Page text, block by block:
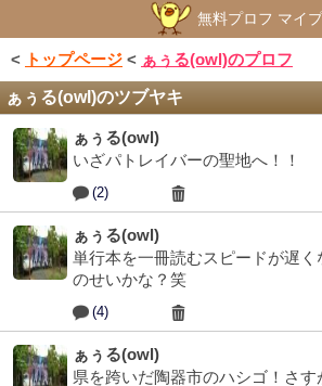
無料プロフ マイ
< トップページ < ぁぅる(owl)のプロフ
ぁぅる(owl)のツブヤキ
ぁぅる(owl)
いざパトレイバーの聖地へ！！
(2)
ぁぅる(owl)
単行本を一冊読むスピードが遅
のせいかな？笑
(4)
ぁぅる(owl)
県を跨いだ陶器市のハシゴ！さ